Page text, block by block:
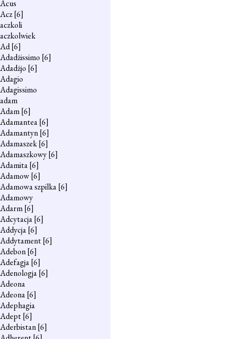
Acus
Acz[6]
aczkoli
aczkolwiek
Ad[6]
Adadżissimo [6]
Adadżjo [6]
Adagio
Adagissimo
adam
Adam[6]
Adamantea[6]
Adamantyn[6]
Adamaszek[6]
Adamaszkowy[6]
Adamita[6]
Adamow[6]
Adamowa szpilka[6]
Adamowy
Adarm[6]
Adcytacja[6]
Addycja[6]
Addytament[6]
Adebon[6]
Adefagja[6]
Adenologja[6]
Adeona
Adeona[6]
Adephagia
Adept[6]
Aderbistan[6]